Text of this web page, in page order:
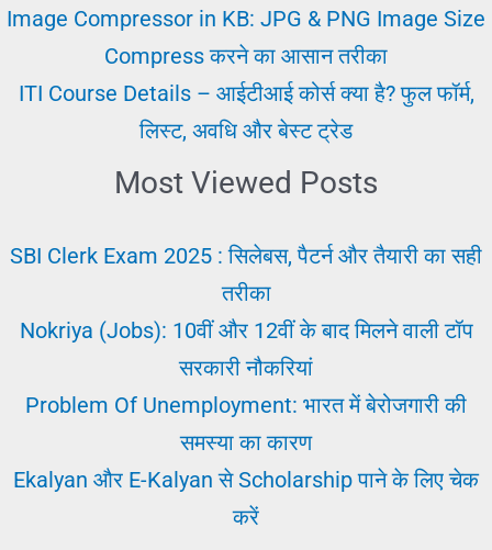
भाषा
Image Compressor in KB: JPG & PNG Image Size
Compress करने का आसान तरीका
ITI Course Details – आईटीआई कोर्स क्या है? फुल फॉर्म,
लिस्ट, अवधि और बेस्ट ट्रेड
Most Viewed Posts
SBI Clerk Exam 2025 : सिलेबस, पैटर्न और तैयारी का सही
तरीका
Nokriya (Jobs): 10वीं और 12वीं के बाद मिलने वाली टॉप
सरकारी नौकरियां
Problem Of Unemployment: भारत में बेरोजगारी की
समस्या का कारण
Ekalyan और E-Kalyan से Scholarship पाने के लिए चेक
करें